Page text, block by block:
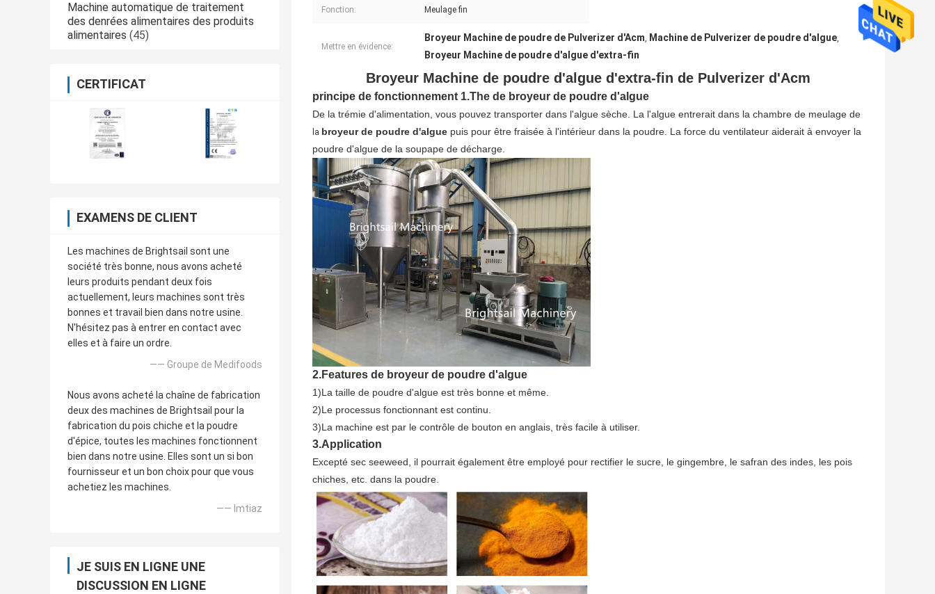
Machine automatique de traitement
des denrées alimentaires des produits
alimentaires (45)
CERTIFICAT
EXAMENS DE CLIENT
Les machines de Brightsail sont une
société très bonne, nous avons acheté
leurs produits pendant deux fois
actuellement, leurs machines sont très
bonnes et travail bien dans notre usine.
N'hésitez pas à entrer en contact avec
elles et à faire un ordre.
—— Groupe de Medifoods
Nous avons acheté la chaîne de fabrication
deux des machines de Brightsail pour la
fabrication du pois chiche et la poudre
d'épice, toutes les machines fonctionnent
bien dans notre usine. Elles sont un si bon
fournisseur et un bon choix pour que vous
achetiez les machines.
—— Imtiaz
JE SUIS EN LIGNE UNE
DISCUSSION EN LIGNE
Fonction: Meulage fin
Mettre en évidence:
Broyeur Machine de poudre de Pulverizer d'Acm, Machine de Pulverizer de poudre d'algue,
Broyeur Machine de poudre d'algue d'extra-fin
Broyeur Machine de poudre d'algue d'extra-fin de Pulverizer d'Acm
principe de fonctionnement 1.The de broyeur de poudre d'algue
De la trémie d'alimentation, vous pouvez transporter dans l'algue sèche. La l'algue entrerait dans la chambre de meulage de
la broyeur de poudre d'algue puis pour être fraisée à l'intérieur dans la poudre. La force du ventilateur aiderait à envoyer la
poudre d'algue de la soupape de décharge.
2.Features de broyeur de poudre d'algue
1)La taille de poudre d'algue est très bonne et même.
2)Le processus fonctionnant est continu.
3)La machine est par le contrôle de bouton en anglais, très facile à utiliser.
3.Application
Excepté sec seeweed, il pourrait également être employé pour rectifier le sucre, le gingembre, le safran des indes, les pois
chiches, etc. dans la poudre.